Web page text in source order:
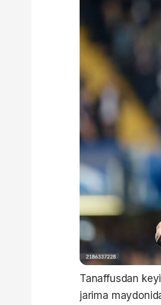
Tanaffusdan
jarima